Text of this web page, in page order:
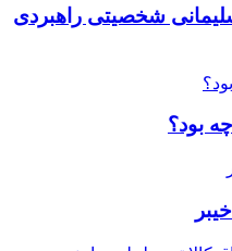
شخصیتی راهبردی
بود؟